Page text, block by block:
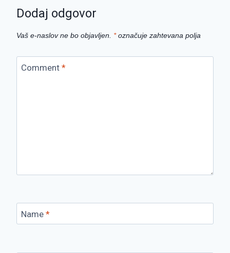
Dodaj odgovor
Vaš e-naslov ne bo objavljen. *označuje zahtevana polja
Comment *
Name *